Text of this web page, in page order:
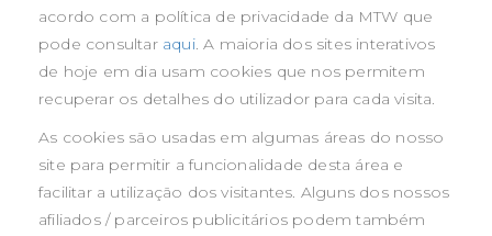
acordo com a política de privacidade da MTW que
pode consultar aqui. A maioria dos sites interativos
de hoje em dia usam cookies que nos permitem
recuperar os detalhes do utilizador para cada visita.
As cookies são usadas em algumas áreas do nosso
site para permitir a funcionalidade desta área e
facilitar a utilização dos visitantes. Alguns dos nossos
afiliados / parceiros publicitários podem também